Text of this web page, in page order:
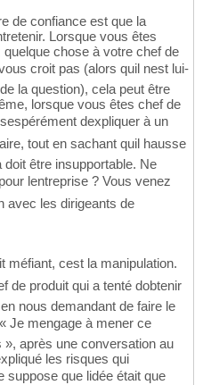
de confiance est que la
Lorsque vous êtes
chose à votre chef de
croit pas (alors quil nest lui-
la question), cela peut être
lorsque vous êtes chef de
dexpliquer à un
tout en sachant quil hausse
être insupportable. Ne
lentreprise ? Vous venez
avec les dirigeants de
méfiant, cest la manipulation.
de produit qui a tenté dobtenir
nous demandant de faire le
Je mengage à mener ce
après une conversation au
les risques qui
que lidée était que